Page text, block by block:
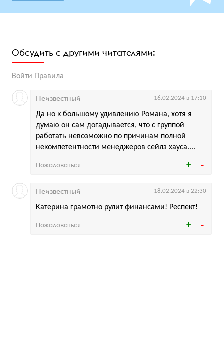
Обсудить с другими читателями:
Войти Правила
Да но к большому удивлению Романа, хотя я
думаю он сам догадывается, что с группой
работать невозможно по причинам полной
некомпетентности менеджеров сейлз хауса....
Неизвестный 16.02.2024 в 17:10
Пожаловаться
Катерина грамотно рулит финансами! Респект!
Неизвестный 18.02.2024 в 22:30
Пожаловаться